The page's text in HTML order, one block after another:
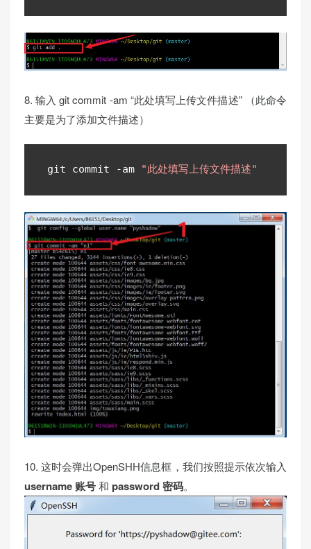
8. 输入 git commit -am “此处填写上传文件描述” （此命令
主要是为了添加文件描述）
git commit -am "此处填写上传文件描述"
10. 这时会弹出OpenSHH信息框，我们按照提示依次输入
username 账号和 password 密码。